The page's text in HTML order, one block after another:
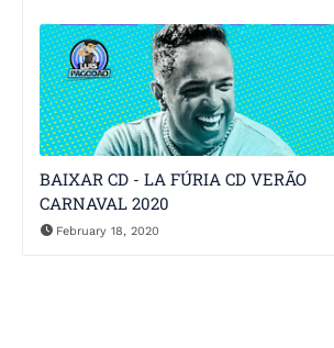
BAIXAR CD - LA FÚRIA CD VERÃO
CARNAVAL 2020
February 18, 2020